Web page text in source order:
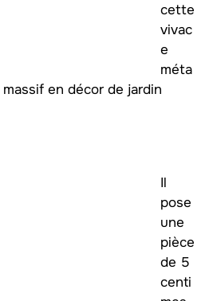
cette
vivac
e
méta
en décor de jardin
Il
pose
une
pièce
de 5
centi